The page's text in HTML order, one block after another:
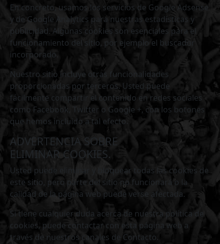
En concreto, usamos los servicios de Google Adsense
y de Google Analytics para nuestras estadísticas y
publicidad. Algunas cookies son esenciales para el
funcionamiento del sitio, por ejemplo el buscador
incorporado.
Nuestro sitio incluye otras funcionalidades
proporcionadas por terceros. Usted puede
fácilmente compartir el contenido en redes sociales
como Facebook, Twitter o Google +, con los botones
que hemos incluido a tal efecto.
ADVERTENCIA SOBRE
ELIMINAR COOKIES.
Usted puede eliminar y bloquear todas las cookies de
este sitio, pero parte del sitio no funcionará o la
calidad de la página web puede verse afectada.
Si tiene cualquier duda acerca de nuestra política de
cookies, puede contactar con esta página web a
través de nuestros canales de Contacto.